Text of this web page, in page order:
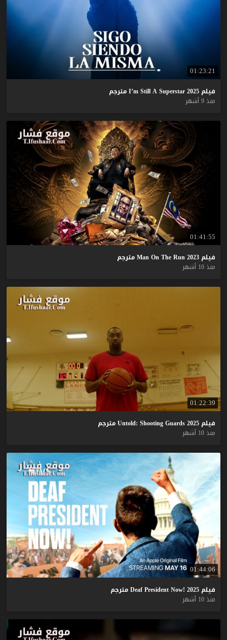
01:23:21
فيلم I’m Still A Superstar 2025
مترجم
منذ 9 أشهر
01:41:55
فيلم Man On The Run 2023
مترجم
منذ 10 أشهر
01:22:39
فيلم Untold: Shooting Guards 2025
مترجم
منذ 10 أشهر
01:44:06
فيلم Deaf President Now! 2025
مترجم
منذ 10 أشهر